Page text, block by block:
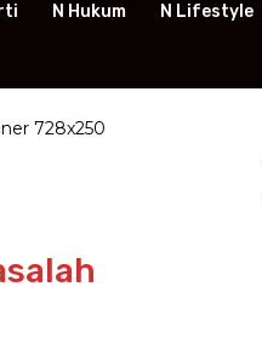
N Hukum N Lifestyle